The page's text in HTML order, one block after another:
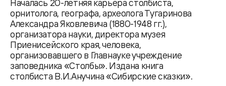
Началась 20-летняя карьера столбиста,
орнитолога, географа, археолога Тугаринова
Александра Яковлевича (1880-1948 гг.),
организатора науки, директора музея
Приенисейского края, человека,
организовавшего в Главнауке учреждение
заповедника «Столбы». Издана книга
столбиста В.И.Анучина «Сибирские сказки».